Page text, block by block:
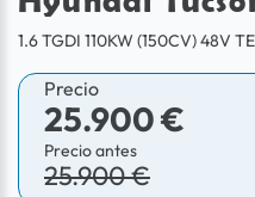
1.6 TGDI 110KW (150CV) 48V
Precio
25.900 €
Precio antes
25.900 €